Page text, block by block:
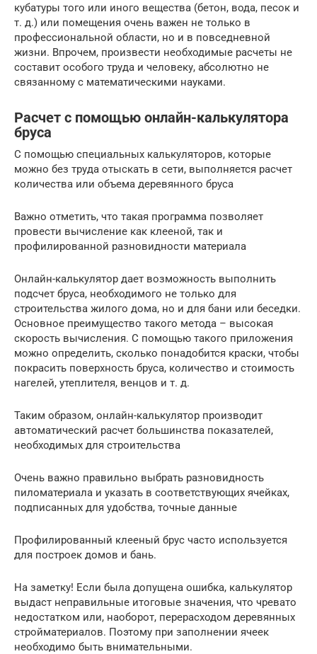
кубатуры того или иного вещества (бетон, вода, песок и
т. д.) или помещения очень важен не только в
профессиональной области, но и в повседневной
жизни. Впрочем, произвести необходимые расчеты не
составит особого труда и человеку, абсолютно не
связанному с математическими науками.
Расчет с помощью онлайн-калькулятора
бруса
С помощью специальных калькуляторов, которые
можно без труда отыскать в сети, выполняется расчет
количества или объема деревянного бруса
Важно отметить, что такая программа позволяет
провести вычисление как клееной, так и
профилированной разновидности материала
Онлайн-калькулятор дает возможность выполнить
подсчет бруса, необходимого не только для
строительства жилого дома, но и для бани или беседки.
Основное преимущество такого метода – высокая
скорость вычисления. С помощью такого приложения
можно определить, сколько понадобится краски, чтобы
покрасить поверхность бруса, количество и стоимость
нагелей, утеплителя, венцов и т. д.
Таким образом, онлайн-калькулятор производит
автоматический расчет большинства показателей,
необходимых для строительства
Очень важно правильно выбрать разновидность
пиломатериала и указать в соответствующих ячейках,
подписанных для удобства, точные данные
Профилированный клееный брус часто используется
для построек домов и бань.
На заметку! Если была допущена ошибка, калькулятор
выдаст неправильные итоговые значения, что чревато
недостатком или, наоборот, перерасходом деревянных
стройматериалов. Поэтому при заполнении ячеек
необходимо быть внимательными.